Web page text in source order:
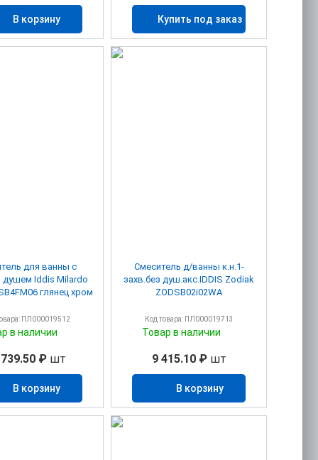
В корзину Купить под заказ
для ванны с
душем Iddis Milardo
глянец хром
ПЛ000019512
в наличии
₽ шт
В корзину
Смеситель д/ванны к.н.1-
захв.без душ.акс.IDDIS Zodiak
ZODSB02i02WA
Код товара: ПЛ000019713
Товар в наличии
9 415.10 ₽шт
В корзину